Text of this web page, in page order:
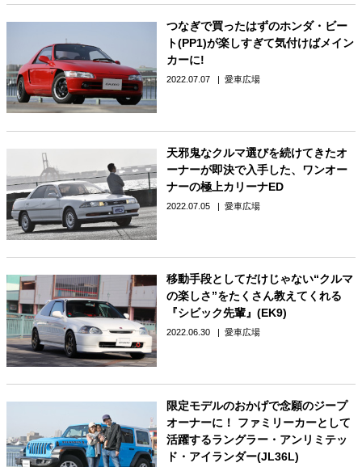
つなぎで買ったはずのホンダ・ビー
ト(PP1)が楽しすぎて気付けばメイン
カーに!
2022.07.07 愛車広場
天邪鬼なクルマ選びを続けてきたオ
ーナーが即決で入手した、ワンオー
ナーの極上カリーナED
2022.07.05 愛車広場
移動手段としてだけじゃない“クルマ
の楽しさ”をたくさん教えてくれる
『シビック先輩』(EK9)
2022.06.30 愛車広場
限定モデルのおかげで念願のジープ
オーナーに！ ファミリーカーとして
活躍するラングラー・アンリミテッ
ド・アイランダー(JL36L)